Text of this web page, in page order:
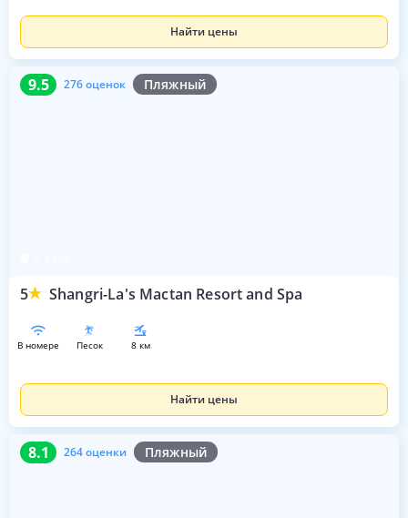
Найти цены
9.5 276 оценок Пляжный
5 Shangri-La's Mactan Resort and Spa
9.5 276 оценок
в номере песок 8 км
Найти цены
8.1 264 оценки Пляжный
8.1 264 оценки